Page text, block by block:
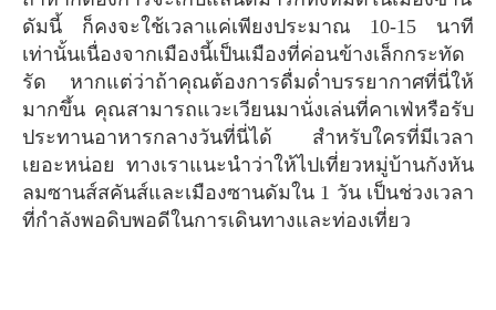
ดัมนี้ ก็คงจะใช้เวลาแค่เพียงประมาณ 10-15 นาที
เท่านั้นเนื่องจากเมืองนี้เป็นเมืองที่ค่อนข้างเล็กกระทัด
รัด หากแต่ว่าถ้าคุณต้องการดื่มด่ำบรรยากาศที่นี่ให้
มากขึ้น คุณสามารถแวะเวียนมานั่งเล่นที่คาเฟ่หรือรับ
ประทานอาหารกลางวันที่นี่ได้ สำหรับใครที่มีเวลา
เยอะหน่อย ทางเราแนะนำว่าให้ไปเที่ยวหมู่บ้านกังหัน
ลมซานส์สคันส์และเมืองซานดัมใน 1 วัน เป็นช่วงเวลา
ที่กำลังพอดิบพอดีในการเดินทางและท่องเที่ยว